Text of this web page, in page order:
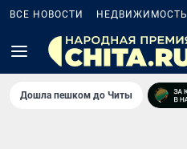
ВСЕ НОВОСТИ НЕДВИЖИМОСТЬ
Дошла пешком до Читы